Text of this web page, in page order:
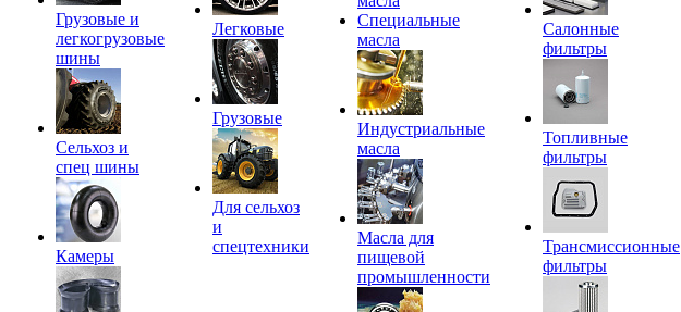
Грузовые и
легкогрузовые
шины
Сельхоз и
спец шины
Камеры
Легковые
Грузовые
Для сельхоз
и
спецтехники
Специальные
масла
Индустриальные
масла
Масла для
пищевой
промышленности
Салонные
фильтры
Топливные
фильтры
Трансмиссионные
фильтры